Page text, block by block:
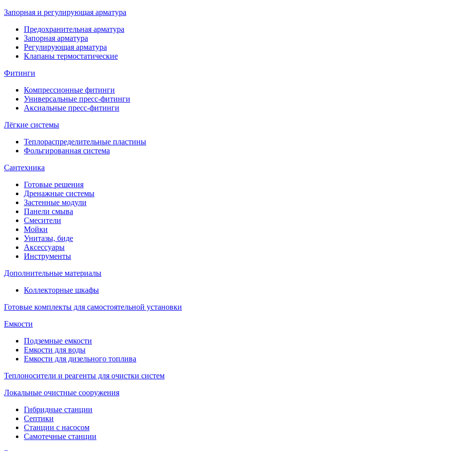
Запорная и регулирующая арматура
Предохранительная арматура
Запорная арматура
Регулирующая арматура
Клапаны термостатические
Фитинги
Компрессионные фитинги
Универсальные пресс-фитинги
Аксиальные пресс-фитинги
Лёгкие системы
Теплораспределительные пластины
Фольгированная система
Сантехника
Готовые решения
Дренажные системы
Застенные модули
Панели смыва
Смесители
Мойки
Унитазы, биде
Аксессуары
Инструменты
Дополнительные материалы
Коллекторные шкафы
Готовые комплекты для самостоятельной установки
Емкости
Подземные емкости
Емкости для воды
Емкости для дизельного топлива
Теплоносители и реагенты для очистки систем
Локальные очистные сооружения
Гибридные станции
Септики
Станции с насосом
Самотечные станции